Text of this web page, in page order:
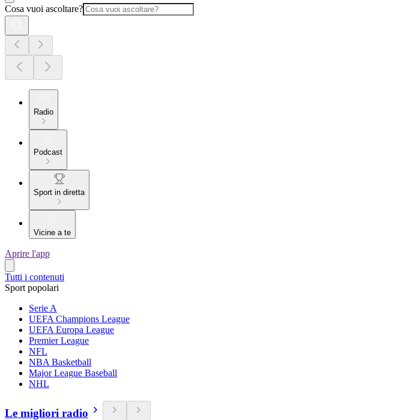
Cosa vuoi ascoltare?
Radio
Podcast
Sport in diretta
Vicine a te
Aprire l'app
Tutti i contenuti
Sport popolari
Serie A
UEFA Champions League
UEFA Europa League
Premier League
NFL
NBA Basketball
Major League Baseball
NHL
Le migliori radio